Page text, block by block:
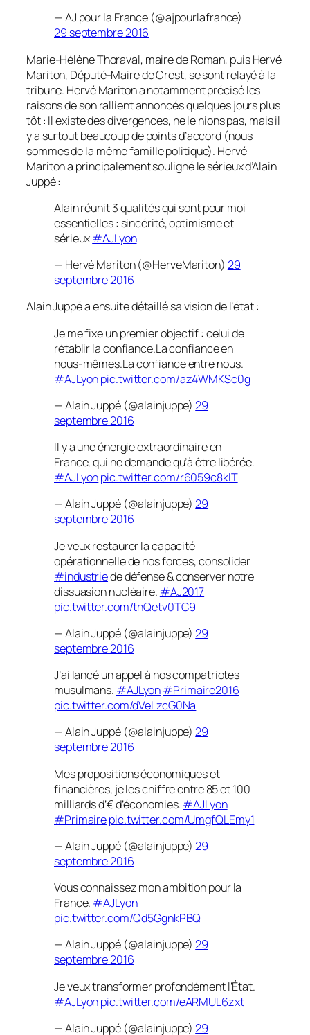
— AJ pour la France (@ajpourlafrance)
29 septembre 2016
Marie-Hélène Thoraval, maire de Roman, puis Hervé
Mariton, Député-Maire de Crest, se sont relayé à la
tribune. Hervé Mariton a notamment précisé les
raisons de son rallient annoncés quelques jours plus
tôt : Il existe des divergences, ne le nions pas, mais il
y a surtout beaucoup de points d’accord (nous
sommes de la même famille politique). Hervé
Mariton a principalement souligné le sérieux d’Alain
Juppé :
Alain réunit 3 qualités qui sont pour moi
essentielles : sincérité, optimisme et
sérieux#AJLyon
— Hervé Mariton (@HerveMariton) 29
septembre 2016
Alain Juppé a ensuite détaillé sa vision de l’état :
Je me fixe un premier objectif : celui de
rétablir la confiance.La confiance en
nous-mêmes.La confiance entre nous.
#AJLyonpic.twitter.com/az4WMKSc0g
— Alain Juppé (@alainjuppe)29
septembre 2016
Il y a une énergie extraordinaire en
France, qui ne demande qu’à être libérée.
#AJLyonpic.twitter.com/r6059c8klT
— Alain Juppé (@alainjuppe)29
septembre 2016
Je veux restaurer la capacité
opérationnelle de nos forces, consolider
#industriede défense & conserver notre
dissuasion nucléaire. #AJ2017
pic.twitter.com/thQetv0TC9
— Alain Juppé (@alainjuppe)29
septembre 2016
J’ai lancé un appel à nos compatriotes
musulmans. #AJLyon#Primaire2016
pic.twitter.com/dVeLzcG0Na
— Alain Juppé (@alainjuppe)29
septembre 2016
Mes propositions économiques et
financières, je les chiffre entre 85 et 100
milliards d’€ d’économies. #AJLyon
#Primairepic.twitter.com/UmgfQLEmy1
— Alain Juppé (@alainjuppe)29
septembre 2016
Vous connaissez mon ambition pour la
France. #AJLyon
pic.twitter.com/Qd5GgnkPBQ
— Alain Juppé (@alainjuppe)29
septembre 2016
Je veux transformer profondément l’État.
#AJLyonpic.twitter.com/eARMUL6zxt
— Alain Juppé (@alainjuppe)29